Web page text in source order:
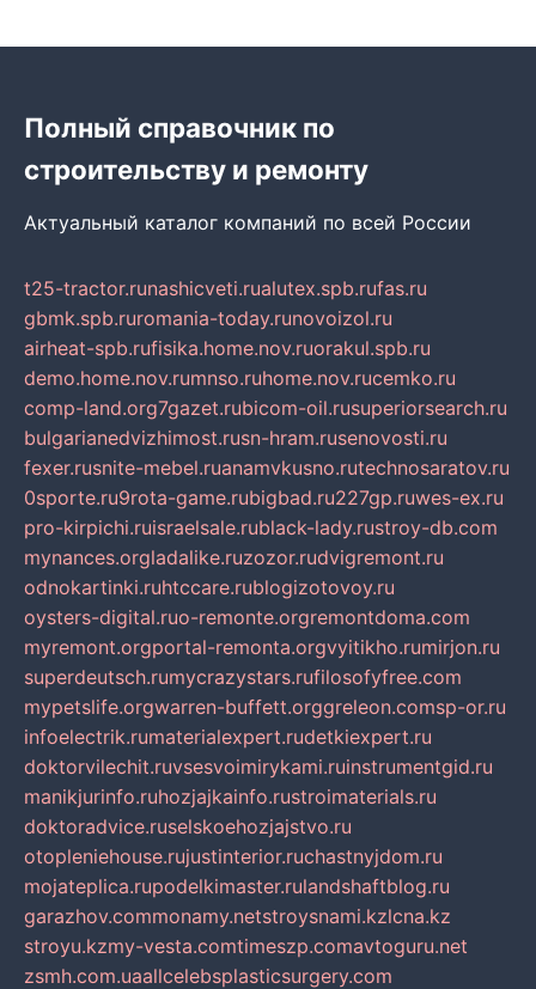
Полный справочник по
строительству и ремонту
Актуальный каталог компаний по всей России
t25-tractor.runashicveti.rualutex.spb.rufas.ru
gbmk.spb.ruromania-today.runovoizol.ru
airheat-spb.rufisika.home.nov.ruorakul.spb.ru
demo.home.nov.rumnso.ruhome.nov.rucemko.ru
comp-land.org7gazet.rubicom-oil.rusuperiorsearch.ru
bulgarianedvizhimost.rusn-hram.rusenovosti.ru
fexer.rusnite-mebel.ruanamvkusno.rutechnosaratov.ru
0sporte.ru9rota-game.rubigbad.ru227gp.ruwes-ex.ru
pro-kirpichi.ruisraelsale.rublack-lady.rustroy-db.com
mynances.orgladalike.ruzozor.rudvigremont.ru
odnokartinki.ruhtccare.rublogizotovoy.ru
oysters-digital.ruo-remonte.orgremontdoma.com
myremont.orgportal-remonta.orgvyitikho.rumirjon.ru
superdeutsch.rumycrazystars.rufilosofyfree.com
mypetslife.orgwarren-buffett.orggreleon.comsp-or.ru
infoelectrik.rumaterialexpert.rudetkiexpert.ru
doktorvilechit.ruvsesvoimirykami.ruinstrumentgid.ru
manikjurinfo.ruhozjajkainfo.rustroimaterials.ru
doktoradvice.ruselskoehozjajstvo.ru
otopleniehouse.rujustinterior.ruchastnyjdom.ru
mojateplica.rupodelkimaster.rulandshaftblog.ru
garazhov.commonamy.netstroysnami.kzlcna.kz
stroyu.kzmy-vesta.comtimeszp.comavtoguru.net
zsmh.com.uaallcelebsplasticsurgery.com